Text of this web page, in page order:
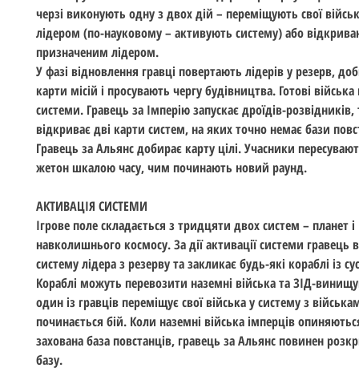
черзі виконують одну з двох дій – переміщують свої
лідером (по-науковому – активують систему) або
призначеним лідером.
У фазі відновлення гравці повертають лідерів у резерв,
карти місій і просувають чергу будівництва. Готові
системи. Гравець за Імперію запускає дроїдів-розвідників,
відкриває дві карти систем, на яких точно немає бази
Гравець за Альянс добирає карту цілі. Учасники
жетон шкалою часу, чим починають новий раунд.
АКТИВАЦІЯ СИСТЕМИ
Ігрове поле складається з тридцяти двох систем – планет і
навколишнього космосу. За дії активації системи гравець
систему лідера з резерву та закликає будь-які кораблі із
Кораблі можуть перевозити наземні війська та ЗІД-
один із гравців переміщує свої війська у систему з
починається бій. Коли наземні війська імперців
захована база повстанців, гравець за Альянс повинен
базу.